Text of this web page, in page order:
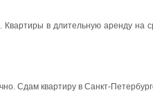
в длительную аренду на
Сдам квартиру в Санкт-